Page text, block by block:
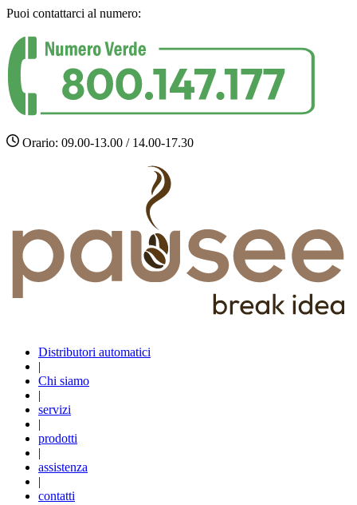
Puoi contattarci al numero:
Orario: 09.00-13.00 / 14.00-17.30
Distributori automatici
|
Chi siamo
|
servizi
|
prodotti
|
assistenza
|
contatti